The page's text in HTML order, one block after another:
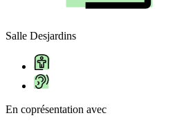
Salle Desjardins
En coprésentation avec